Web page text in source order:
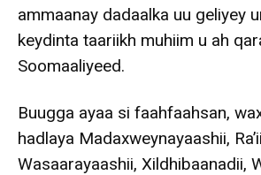
ammaanay dadaalka uu geliyey
keydinta taariikh muhiim u ah
Soomaaliyeed.
Buugga ayaa si faahfaahsan,
hadlaya Madaxweynayaashii,
Wasaarayaashii, Xildhibaanadii,